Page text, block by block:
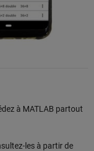
à MATLAB partout
les à partir de